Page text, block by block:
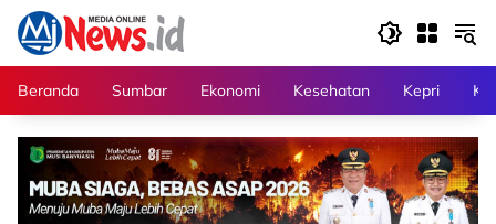
Langsung
konten
Beranda
Sumbar Ekonomi Kesehatan Kepri